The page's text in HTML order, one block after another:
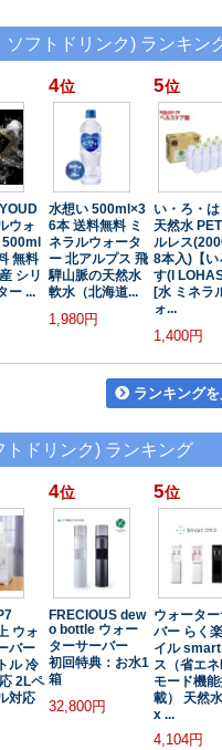
フトドリンク) ランキン
ウォ
無料
シリ
ー ...
4位
水想い 500ml×3
6本 送料無料 ミ
ネラルウォータ
ー 北アルプス 飛
騨山脈の天然水
軟水（北海道...
1,980円
5位
い・ろ・
天然水
ルレス
8本入)【い
す(I
[水 ミネラ
ォ...
1,400円
ランキング
ドリンク) ランキング
ウォ
バー
ル 冷
2Lペ
対応
4位
FRECIOUS dew
o bottle ウォー
ターサーバー
初回特典：お水1
箱
32,800円
5位
ウォータ
バー らく
イル
ス（省エ
モード機
載） 天然
x ...
4,104円